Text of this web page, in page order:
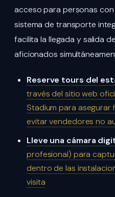
acceso para personas
sistema de transporte
facilita la llegada y salida
aficionados
Reserve tours del
través del sitio web
Stadium para
evitar vendedores no
Lleve una cámara
profesional) para
dentro de las
visita